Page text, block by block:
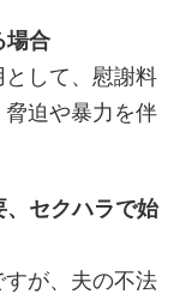
場合
して、慰謝料
迫や暴力を伴
セクハラで始
が、夫の不法